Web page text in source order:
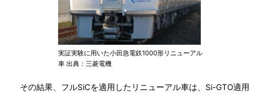
実証実験に用いた小田急電鉄1000形リニューアル
車 出典：三菱電機
その結果、フルSiCを適用したリニューアル車は、Si-GTO適用